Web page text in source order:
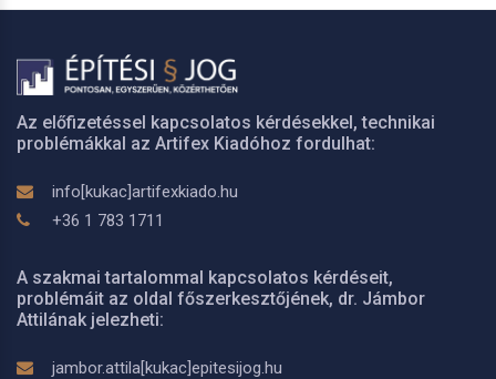
Az előfizetéssel kapcsolatos kérdésekkel, technikai
problémákkal az Artifex Kiadóhoz fordulhat:
info[kukac]artifexkiado.hu
+36 1 783 1711
A szakmai tartalommal kapcsolatos kérdéseit,
problémáit az oldal főszerkesztőjének, dr. Jámbor
Attilának jelezheti:
jambor.attila[kukac]epitesijog.hu